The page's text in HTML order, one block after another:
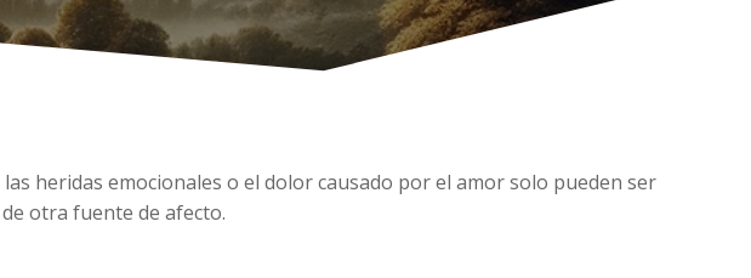
heridas emocionales o el dolor causado por el amor solo pueden ser
otra fuente de afecto.